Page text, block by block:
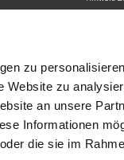
zu
Website zu
an unsere
Informationen
die sie im
AGB